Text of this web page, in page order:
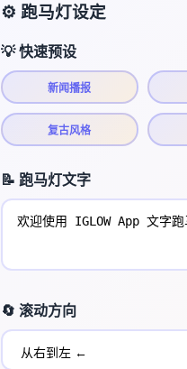
⚙️ 跑马灯设定
💡 快速预设
新闻播报
复古风格
📝 跑马灯文字
🔄 滚动方向